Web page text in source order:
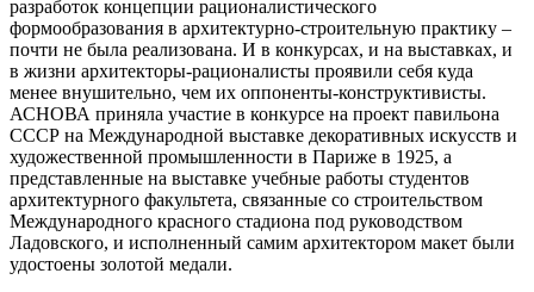
разработок концепции рационалистического
формообразования в архитектурно-­строительную практику –
почти не была реализована. И в конкурсах, и на выставках, и
в жизни архитекторы-рационалисты проявили себя куда
менее внушительно, чем их ­оппоненты-конструктивисты.
АСНОВА приняла участие в конкурсе на проект павильона
СССР на Международной выставке декоративных искусств и
художественной промышленности в Париже в 1925, а
представленные на выставке учебные работы студентов
архитектурного факультета, связанные со строительством
Международного красного стадиона под руководством
Ладовского, и исполненный самим архитектором макет были
удостоены золотой медали.